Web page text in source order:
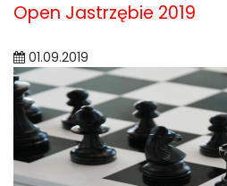
Open Jastrzębie 2019
01.09.2019